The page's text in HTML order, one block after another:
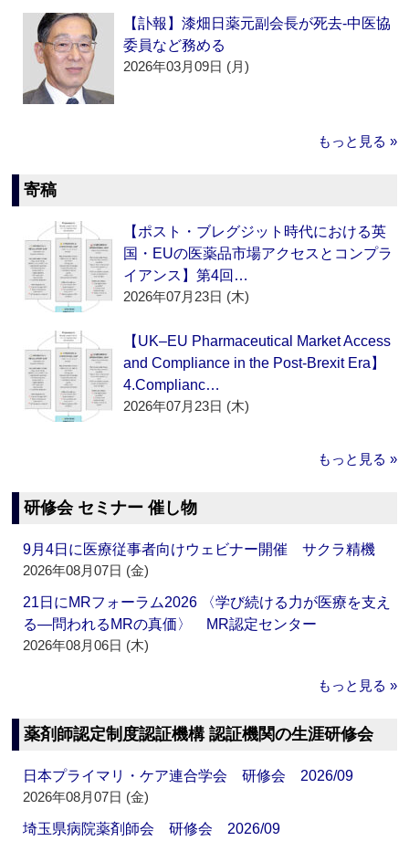
【訃報】漆畑日薬元副会長が死去‐中医協
委員など務める
2026年03月09日 (月)
もっと見る »
寄稿
【ポスト・ブレグジット時代における英
国・EUの医薬品市場アクセスとコンプラ
イアンス】第4回…
2026年07月23日 (木)
【UK–EU Pharmaceutical Market Access
and Compliance in the Post-Brexit Era】
4.Complianc…
2026年07月23日 (木)
もっと見る »
研修会 セミナー 催し物
9月4日に医療従事者向けウェビナー開催 サクラ精機
2026年08月07日 (金)
21日にMRフォーラム2026 〈学び続ける力が医療を支え
る―問われるMRの真価〉 MR認定センター
2026年08月06日 (木)
もっと見る »
薬剤師認定制度認証機構 認証機関の生涯研修会
日本プライマリ・ケア連合学会 研修会 2026/09
2026年08月07日 (金)
埼玉県病院薬剤師会 研修会 2026/09